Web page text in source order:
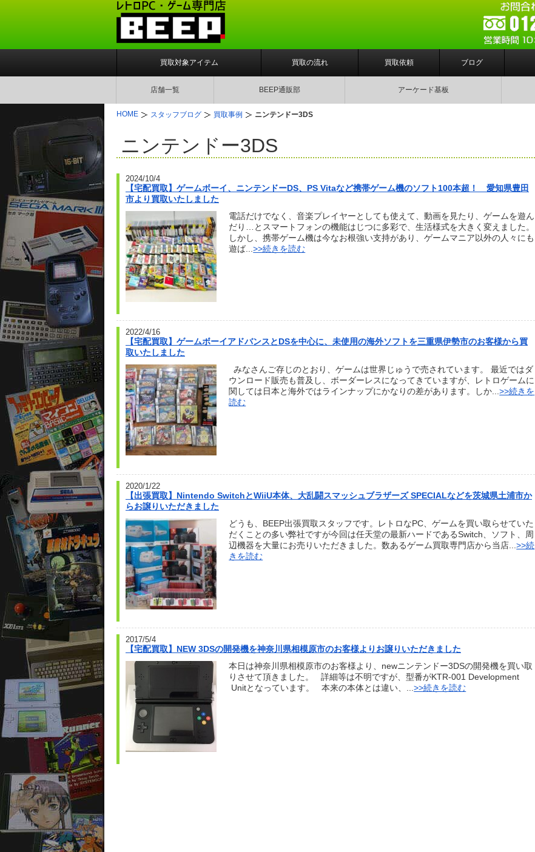
買取対象アイテム 買取の流れ 買取依頼 ブログ
店舗一覧 BEEP通販部 アーケード基板
HOME スタッフブログ 買取事例 ニンテンドー3DS
ニンテンドー3DS
2024/10/4
【宅配買取】ゲームボーイ、ニンテンドーDS、PS Vitaなど携帯ゲーム機のソフト100本超！ 愛知県豊田
市より買取いたしました
電話だけでなく、音楽プレイヤーとしても使えて、動画を見たり、ゲームを遊ん
だり…とスマートフォンの機能はじつに多彩で、生活様式を大きく変えました。
しかし、携帯ゲーム機は今なお根強い支持があり、ゲームマニア以外の人々にも
遊ば...>>続きを読む
2022/4/16
【宅配買取】ゲームボーイアドバンスとDSを中心に、未使用の海外ソフトを三重県伊勢市のお客様から買
取いたしました
みなさんご存じのとおり、ゲームは世界じゅうで売されています。 最近ではダ
ウンロード販売も普及し、ボーダーレスになってきていますが、レトロゲームに
関しては日本と海外ではラインナップにかなりの差があります。しか...>>続きを
読む
2020/1/22
【出張買取】Nintendo SwitchとWiiU本体、大乱闘スマッシュブラザーズ SPECIALなどを茨城県土浦市か
らお譲りいただきました
どうも、BEEP出張買取スタッフです。レトロなPC、ゲームを買い取らせていた
だくことの多い弊社ですが今回は任天堂の最新ハードであるSwitch、ソフト、周
辺機器を大量にお売りいただきました。数あるゲーム買取専門店から当店...>>続
きを読む
2017/5/4
【宅配買取】NEW 3DSの開発機を神奈川県相模原市のお客様よりお譲りいただきました
本日は神奈川県相模原市のお客様より、newニンテンドー3DSの開発機を買い取
りさせて頂きました。 詳細等は不明ですが、型番がKTR-001 Development
Unitとなっています。 本来の本体とは違い、...>>続きを読む